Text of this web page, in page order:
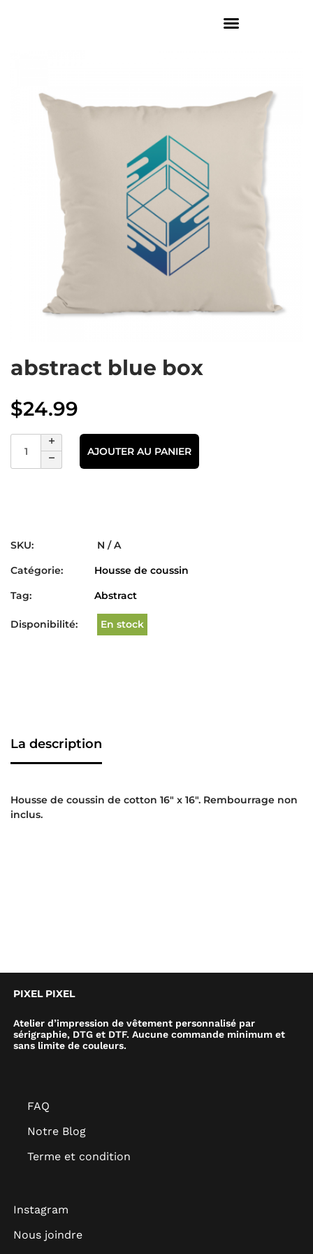
abstract blue box
$24.99
AJOUTER AU PANIER
SKU:
N / A
Catégorie:
Housse de coussin
Tag:
Abstract
Disponibilité: En stock
La description
Housse de coussin de cotton 16″ x 16″. Rembourrage non
inclus.
PIXEL PIXEL
Atelier d’impression de vêtement personnalisé par
sérigraphie, DTG et DTF. Aucune commande minimum et
sans limite de couleurs.
FAQ
Notre Blog
Terme et condition
Instagram
Nous joindre